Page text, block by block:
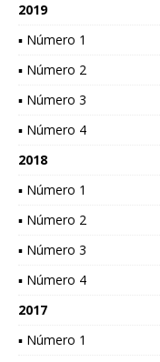
2019
▪ Número 1
▪ Número 2
▪ Número 3
▪ Número 4
2018
▪ Número 1
▪ Número 2
▪ Número 3
▪ Número 4
2017
▪ Número 1